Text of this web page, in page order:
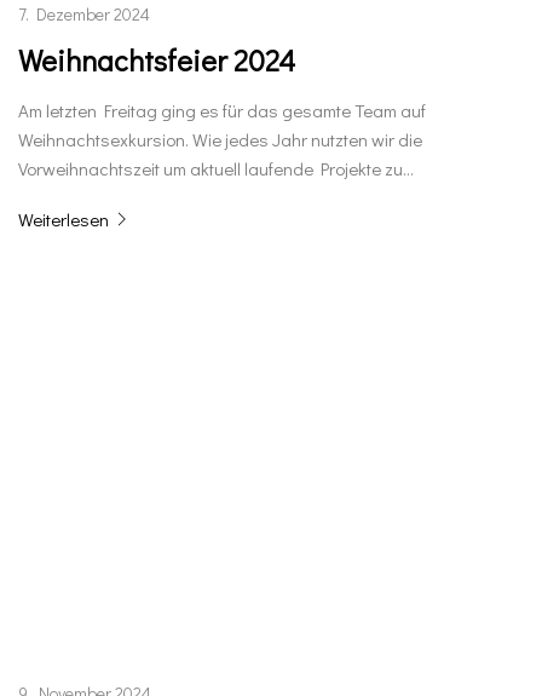
7. Dezember 2024
Weihnachtsfeier 2024
Am letzten Freitag ging es für das gesamte Team auf
Weihnachtsexkursion. Wie jedes Jahr nutzten wir die
Vorweihnachtszeit um aktuell laufende Projekte zu…
Weiterlesen